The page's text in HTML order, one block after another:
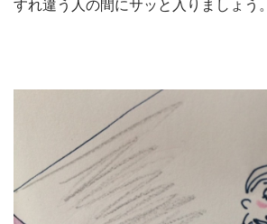
すれ違う人の間にサッと入りましょう。